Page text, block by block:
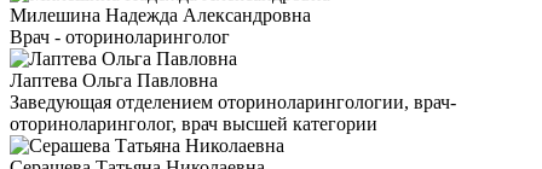
Милешина Надежда Александровна
Врач - оториноларинголог
Лаптева Ольга Павловна
Заведующая отделением оториноларингологии, врач-
оториноларинголог, врач высшей категории